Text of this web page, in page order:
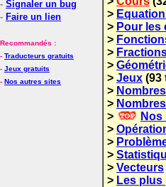
- Signaler un bug
- Faire un lien
Recommandés :
- Traducteurs gratuits
- Jeux gratuits
- Nos autres sites
>
> Pour les
>
>
>
> Jeux (93
> Nombres
>
>
>
>
>
> Vecteurs
> Les plus